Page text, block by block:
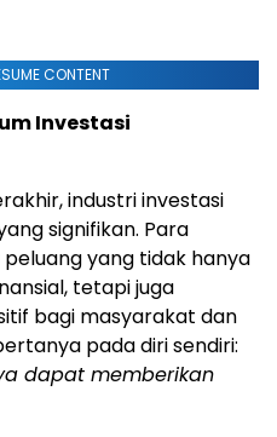
CONTENT
Investasi
industri investasi
signifikan. Para
yang tidak hanya
tetapi juga
bagi masyarakat dan
pada diri sendiri:
dapat memberikan